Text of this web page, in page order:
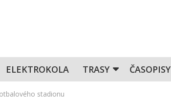
ELEKTROKOLA TRASY ČASOPISY
stadionu